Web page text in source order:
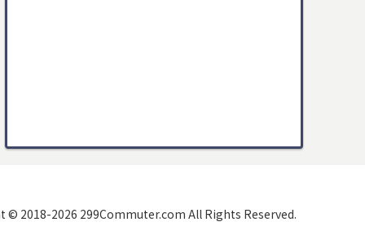
© 2018-2026 299Commuter.com All Rights Reserved.